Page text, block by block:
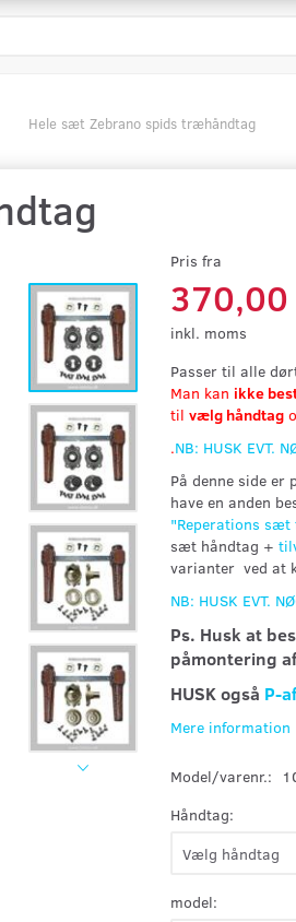
Hele sæt Zebrano spids træhåndtag
Pris fra
370,00
inkl. moms
Passer til alle
Man kan ikke
tilvælg håndtag
.NB: HUSK EVT.
På denne side er
have en anden
"Reperations
sæt håndtag +
varianter ved at
NB: HUSK EVT.
Ps. Husk at
påmontering
HUSK også P-
Mere information
Model/varenr.:
Håndtag:
model: